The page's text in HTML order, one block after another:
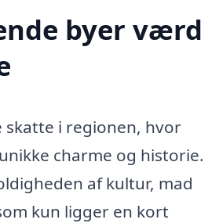
byer værd
skatte i regionen, hvor
charme og historie.
af kultur, mad
kun ligger en kort